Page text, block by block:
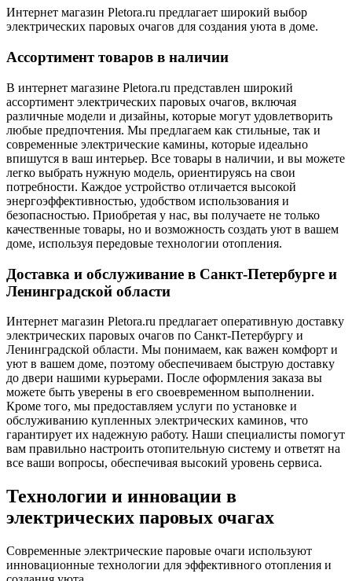
Интернет магазин Pletora.ru предлагает широкий выбор
электрических паровых очагов для создания уюта в доме.
Ассортимент товаров в наличии
В интернет магазине Pletora.ru представлен широкий
ассортимент электрических паровых очагов, включая
различные модели и дизайны, которые могут удовлетворить
любые предпочтения. Мы предлагаем как стильные, так и
современные электрические камины, которые идеально
впишутся в ваш интерьер. Все товары в наличии, и вы можете
легко выбрать нужную модель, ориентируясь на свои
потребности. Каждое устройство отличается высокой
энергоэффективностью, удобством использования и
безопасностью. Приобретая у нас, вы получаете не только
качественные товары, но и возможность создать уют в вашем
доме, используя передовые технологии отопления.
Доставка и обслуживание в Санкт-Петербурге и
Ленинградской области
Интернет магазин Pletora.ru предлагает оперативную доставку
электрических паровых очагов по Санкт-Петербургу и
Ленинградской области. Мы понимаем, как важен комфорт и
уют в вашем доме, поэтому обеспечиваем быструю доставку
до двери нашими курьерами. После оформления заказа вы
можете быть уверены в его своевременном выполнении.
Кроме того, мы предоставляем услуги по установке и
обслуживанию купленных электрических каминов, что
гарантирует их надежную работу. Наши специалисты помогут
вам правильно настроить отопительную систему и ответят на
все ваши вопросы, обеспечивая высокий уровень сервиса.
Технологии и инновации в
электрических паровых очагах
Современные электрические паровые очаги используют
инновационные технологии для эффективного отопления и